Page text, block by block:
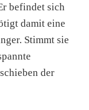
befindet sich
damit eine
Stimmt sie
der